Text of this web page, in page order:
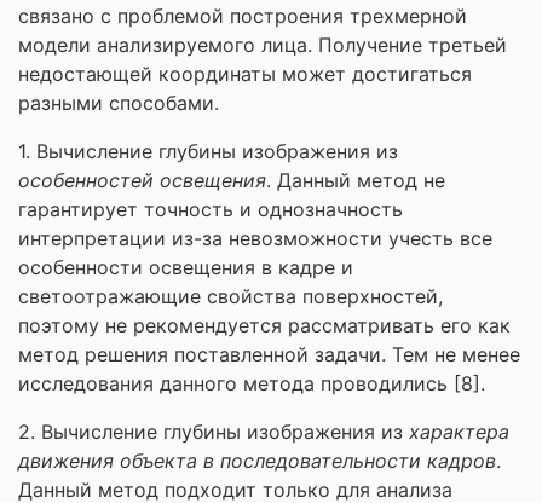
связано с проблемой построения трехмерной
модели анализируемого лица. Получение третьей
недостающей координаты может достигаться
разными способами.
1. Вычисление глубины изображения из
особенностей освещения. Данный метод не
гарантирует точность и однозначность
интерпретации из-за невозможности учесть все
особенности освещения в кадре и
светоотражающие свойства поверхностей,
поэтому не рекомендуется рассматривать его как
метод решения поставленной задачи. Тем не менее
исследования данного метода проводились [8].
2. Вычисление глубины изображения из характера
движения объекта в последовательности кадров.
Данный метод подходит только для анализа